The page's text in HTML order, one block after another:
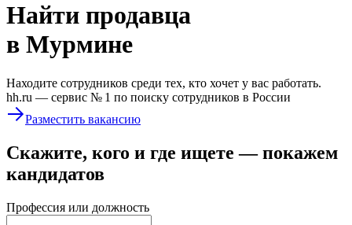
Найти продавца
в Мурмине
Находите сотрудников среди тех, кто хочет у вас работать.
hh.ru — сервис № 1 по поиску сотрудников в России
Разместить вакансию
Скажите, кого и где ищете — покажем
кандидатов
Профессия или должность